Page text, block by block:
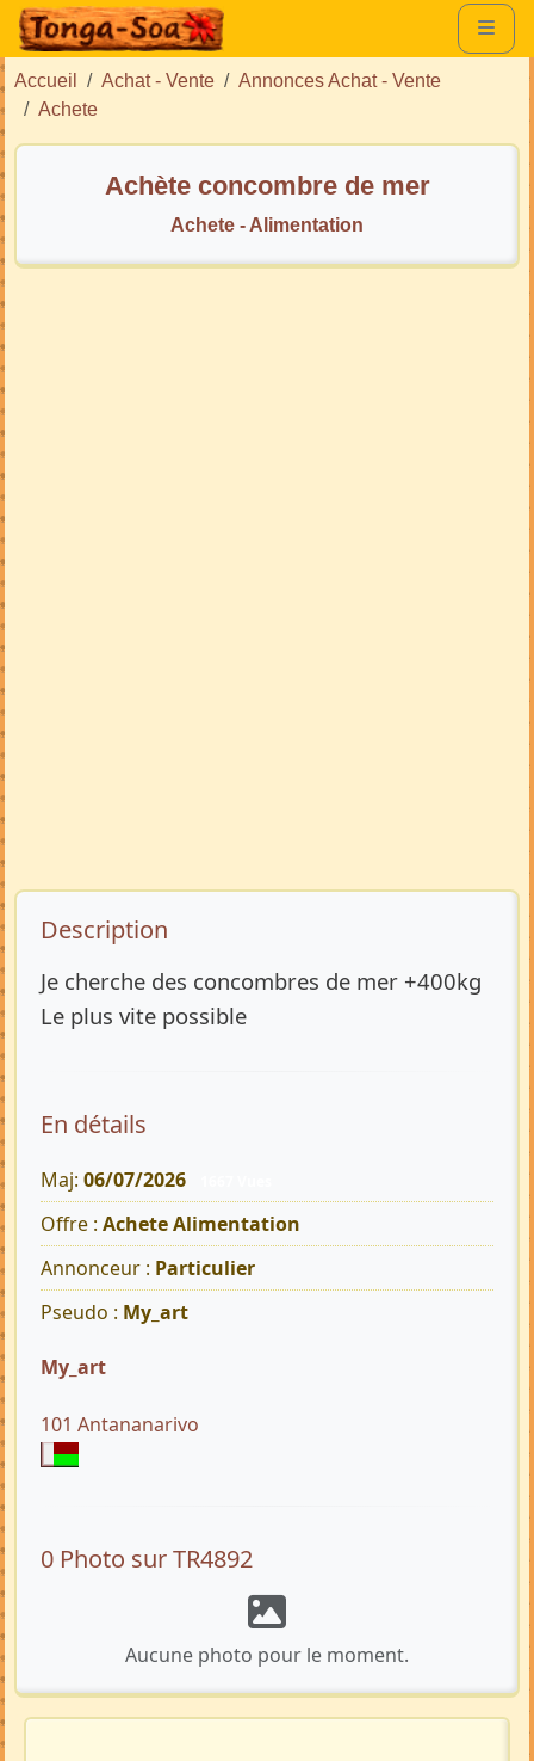
Accueil Achat - Vente
Annonces Achat - Vente
Achete
Achète concombre de mer
Achete - Alimentation
Description de l’annonce
Description
Je cherche des concombres de mer +400kg
Le plus vite possible
En détails
Maj: 06/07/2026
Offre : Achete Alimentation
Annonceur : Particulier
Pseudo : My_art
My_art
101 Antananarivo
0 Photo sur TR4892
Aucune photo pour le moment.